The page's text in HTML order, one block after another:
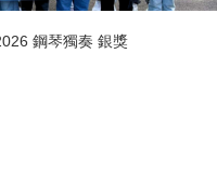
鋼琴獨奏 銀獎